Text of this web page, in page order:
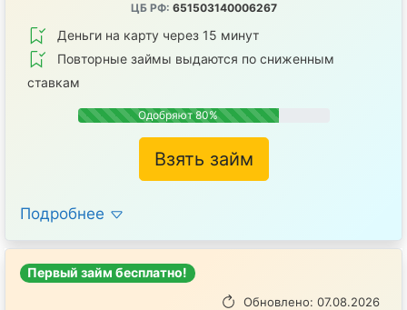
ЦБ РФ: 651503140006267
Деньги на карту через 15 минут
Повторные займы выдаются по сниженным
ставкам
Одобряют 80%
Взять займ
Подробнее
Первый займ бесплатно!
Обновлено: 07.08.2026